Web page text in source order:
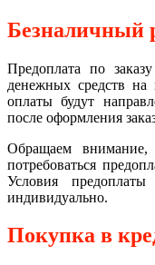
Безналичный
Предоплата по
денежных средств на
оплаты будут
после оформления
Обращаем
потребоваться
Условия
индивидуально.
Покупка в